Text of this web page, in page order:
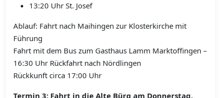
13:20 Uhr St. Josef
Ablauf: Fahrt nach Maihingen zur Klosterkirche mit
Führung
Fahrt mit dem Bus zum Gasthaus Lamm Marktoffingen –
16:30 Uhr Rückfahrt nach Nördlingen
Rückkunft circa 17:00 Uhr
Termin 3: Fahrt in die Alte Bürg am Donnerstag,